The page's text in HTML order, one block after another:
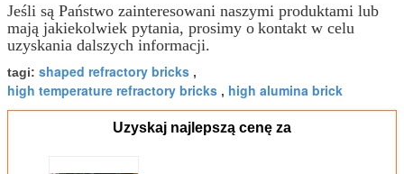
Jeśli są Państwo zainteresowani naszymi produktami lub
mają jakiekolwiek pytania, prosimy o kontakt w celu
uzyskania dalszych informacji.
tagi: shaped refractory bricks ,
high temperature refractory bricks , high alumina brick
Uzyskaj najlepszą cenę za